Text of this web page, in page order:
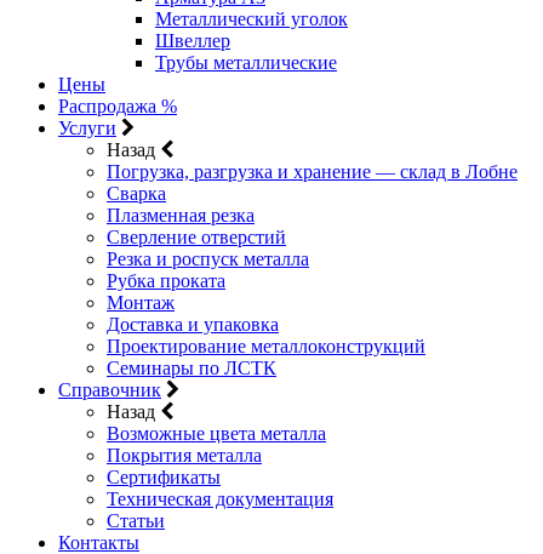
Металлический уголок
Швеллер
Трубы металлические
Цены
Распродажа %
Услуги
Назад
Погрузка, разгрузка и хранение — склад в Лобне
Сварка
Плазменная резка
Сверление отверстий
Резка и роспуск металла
Рубка проката
Монтаж
Доставка и упаковка
Проектирование металлоконструкций
Семинары по ЛСТК
Справочник
Назад
Возможные цвета металла
Покрытия металла
Сертификаты
Техническая документация
Статьи
Контакты